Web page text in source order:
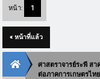
หน้า: 1
« หน้าที่แล้ว
ศาสตราจารย์ระพี ส
ต่อภาคการเกษตรไทย